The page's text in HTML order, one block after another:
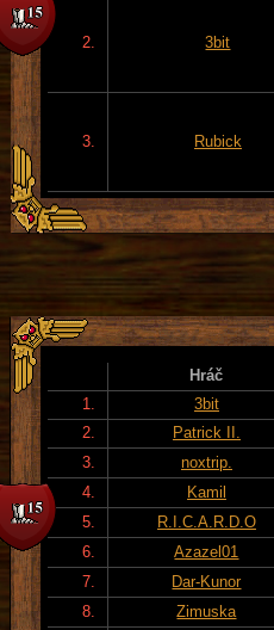
2. 3bit
3. Rubick
Hráč
1.
3bit
2.
Patrick II.
3.
noxtrip.
4.
Kamil
5.
R.I.C.A.R.D.O
6.
Azazel01
7.
Dar-Kunor
8.
Zimuska